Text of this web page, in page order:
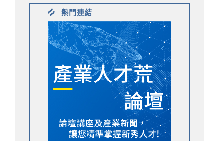
熱門連結